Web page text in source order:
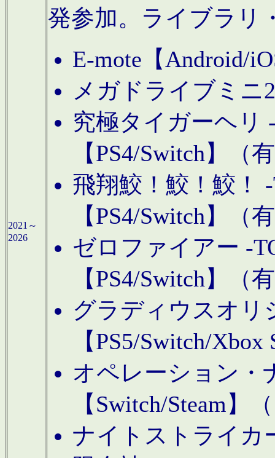
2021～
2026
発参加。ライブラリ
E-mote【Android/
メガドライブミニ
究極タイガーヘリ
【PS4/Switch】（
飛翔鮫！鮫！鮫！
【PS4/Switch】（
ゼロファイアー -
【PS4/Switch】（
グラディウスオリ
【PS5/Switch/
オペレーション・
【Switch/Steam】
ナイトストライカ